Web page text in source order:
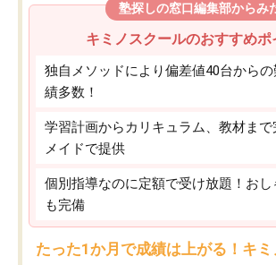
塾探しの窓口編集部からみ
キミノスクールのおすすめポ
独自メソッドにより偏差値40台から
績多数！
学習計画からカリキュラム、教材ま
メイドで提供
個別指導なのに定額で受け放題！お
も完備
たった1か月で成績は上がる！キ